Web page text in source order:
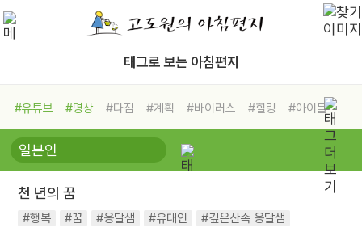
태그로 보는 아침편지
#유튜브 #명상 #다짐 #계획 #바이러스 #힐링
#아이들
#비전캠프
#독서캠프 #삶
#희망
#나눔 #친구 #링컨학교
#독서
#건강
천 년의 꿈
#행복 #꿈 #옹달샘 #유대인
#깊은산속 옹달샘